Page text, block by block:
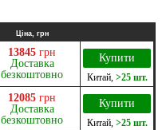
Ціна, грн
13845 грн
Доставка
безкоштовно
Купити
Китай, >25 шт.
12085 грн
Доставка
безкоштовно
Купити
Китай, >25 шт.